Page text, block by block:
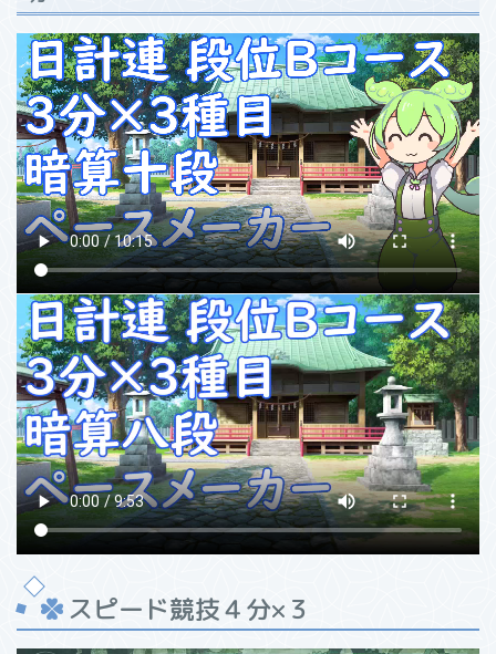
スピード競技４分×３